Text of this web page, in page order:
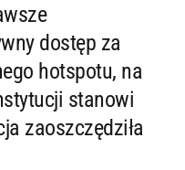
dostęp za
hotspotu, na
stanowi
zaoszczędziła